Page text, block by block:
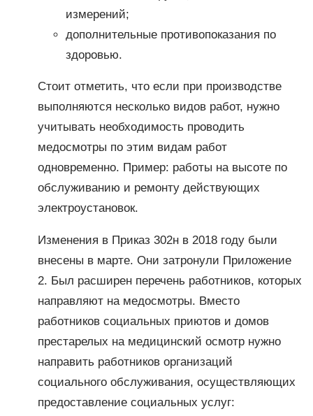
измерений;
дополнительные противопоказания по
здоровью.
Стоит отметить, что если при производстве
выполняются несколько видов работ, нужно
учитывать необходимость проводить
медосмотры по этим видам работ
одновременно. Пример: работы на высоте по
обслуживанию и ремонту действующих
электроустановок.
Изменения в Приказ 302н в 2018 году были
внесены в марте. Они затронули Приложение
2. Был расширен перечень работников, которых
направляют на медосмотры. Вместо
работников социальных приютов и домов
престарелых на медицинский осмотр нужно
направить работников организаций
социального обслуживания, осуществляющих
предоставление социальных услуг: